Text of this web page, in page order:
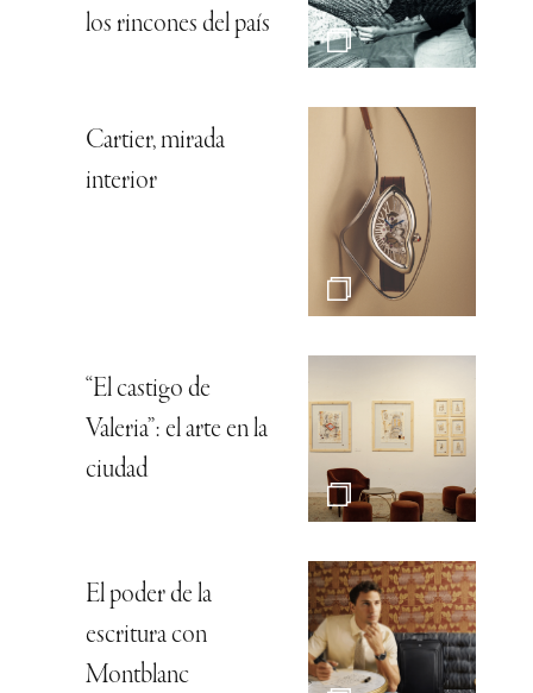
los rincones del país
Cartier, mirada
interior
“El castigo de
Valeria”: el arte en la
ciudad
El poder de la
escritura con
Montblanc